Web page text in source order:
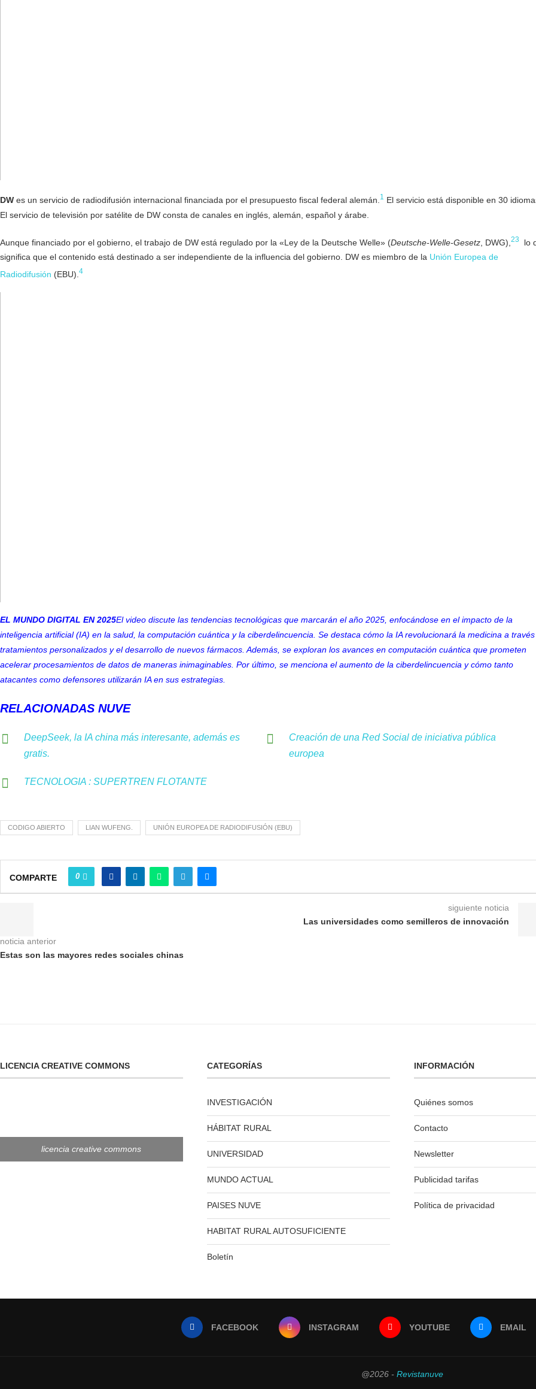
DW es un servicio de radiodifusión internacional financiada por el presupuesto fiscal federal alemán. 1
El servicio está disponible en 30
El servicio de televisión por satélite de DW consta de canales en inglés, alemán, español y árabe.
Aunque financiado por el gobierno, el trabajo de DW está regulado por la «Ley de la Deutsche Welle» (Deutsche-Welle-Gesetz , DWG), 23
lo
significa que el contenido está destinado a ser independiente de la influencia del gobierno. DW es miembro de la Unión Europea de
Radiodifusión (EBU). 4
EL MUNDO DIGITAL EN 2025El video discute las tendencias tecnológicas que marcarán el año 2025, enfocándose en el impacto de la
inteligencia artificial (IA) en la salud, la computación cuántica y la ciberdelincuencia. Se destaca cómo la IA revolucionará la medicina a
tratamientos personalizados y el desarrollo de nuevos fármacos. Además, se exploran los avances en computación cuántica que prometen
acelerar procesamientos de datos de maneras inimaginables. Por último, se menciona el aumento de la ciberdelincuencia y cómo tanto
atacantes como defensores utilizarán IA en sus estrategias.
RELACIONADAS NUVE
DeepSeek, la IA china más interesante, además es
gratis.
Creación de una Red Social de iniciativa pública
europea
TECNOLOGIA : SUPERTREN FLOTANTE
CODIGO ABIERTO LIAN WUFENG. UNIÓN EUROPEA DE RADIODIFUSIÓN (EBU)
COMPARTE 0
noticia anterior
Estas son las mayores redes sociales chinas
siguiente noticia
Las universidades como semilleros de innovación
LICENCIA CREATIVE COMMONS
licencia creative commons
CATEGORÍAS
INVESTIGACIÓN
HÁBITAT RURAL
UNIVERSIDAD
MUNDO ACTUAL
PAISES NUVE
HABITAT RURAL AUTOSUFICIENTE
Boletín
INFORMACIÓN
Quiénes somos
Contacto
Newsletter
Publicidad tarifas
Política de privacidad
FACEBOOK INSTAGRAM YOUTUBE EMAIL
@2026 - Revistanuve